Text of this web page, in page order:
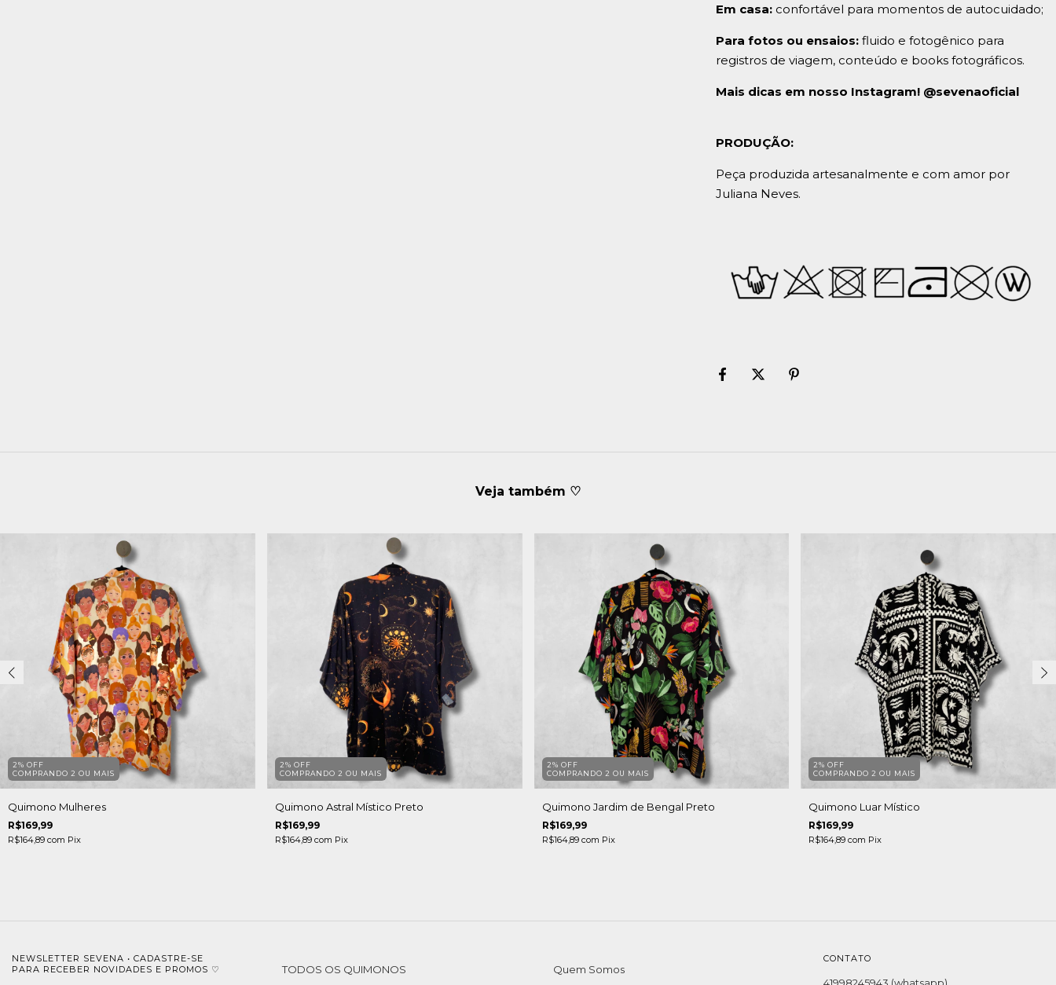
Em casa: confortável para momentos de autocuidado;
Para fotos ou ensaios: fluido e fotogênico para
registros de viagem, conteúdo e books fotográficos.
Mais dicas em nosso Instagram! @sevenaoficial
PRODUÇÃO:
Peça produzida artesanalmente e com amor por
Juliana Neves.
Veja também ♡
2% OFF
COMPRANDO 2 OU MAIS
Quimono Mulheres
R$169,99
R$164,89 com Pix
2% OFF
COMPRANDO 2 OU MAIS
Quimono Astral Místico Preto
R$169,99
R$164,89 com Pix
2% OFF
COMPRANDO 2 OU MAIS
Quimono Jardim de Bengal Preto
R$169,99
R$164,89 com Pix
2% OFF
COMPRANDO 2 OU MAIS
Quimono Luar Místico
R$169,99
R$164,89com Pix
NEWSLETTER SEVENA • CADASTRE-SE
PARA RECEBER NOVIDADES E PROMOS ♡
TODOS OS QUIMONOS Quem Somos
CONTATO